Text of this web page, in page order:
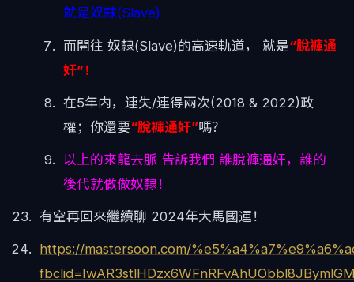
就是奴隸(Slave)
而開往 奴隸(Slave)的高速軌道， 就是“脫褲通
奸”！
在5年内，連失/連得兩次(2018 & 2022)政
權；你還要“脫褲通奸”嗎？
以上的來龍去脈 告訴我們 誰脫褲通奸，誰的
後代就做做奴隸！
有空再回來繼續聊 2024年大馬國運！
https://mastersoon.com/